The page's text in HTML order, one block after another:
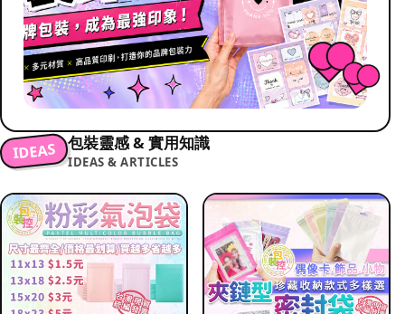
IDEAS 包裝靈感 & 實用知識
IDEAS & ARTICLES